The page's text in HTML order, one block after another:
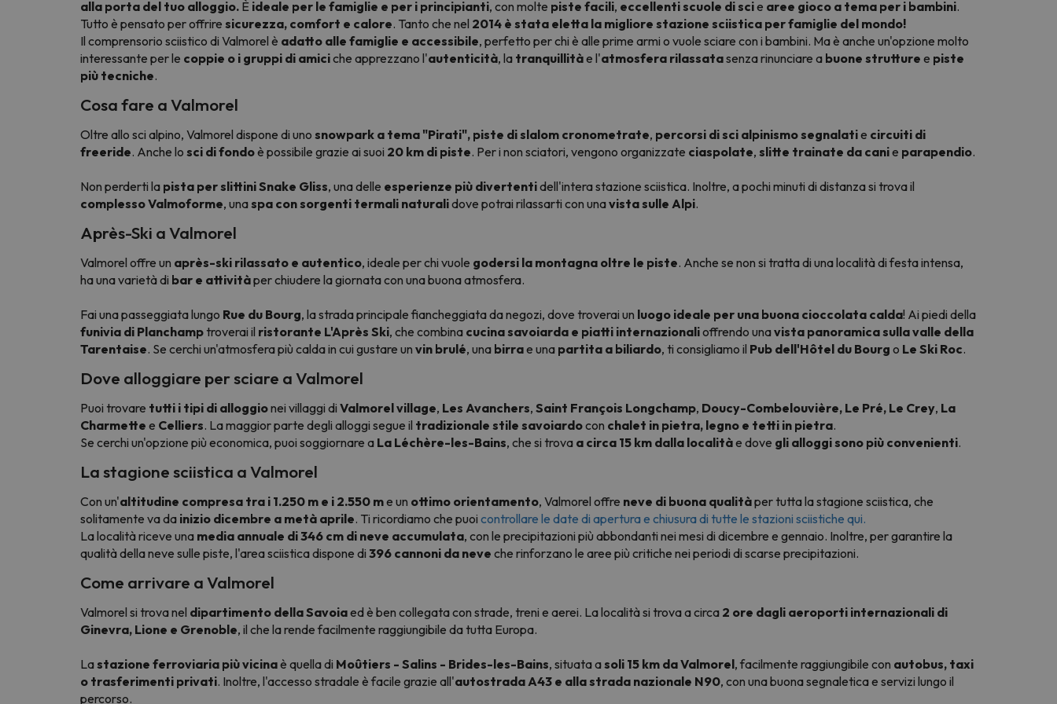
alla porta del tuo alloggio. È ideale per le famiglie e per i principianti, con molte piste facili, eccellenti scuole di scie aree gioco a tema per i bambini.
Tutto è pensato per offrire sicurezza, comfort e calore. Tanto che nel 2014 è stata eletta la migliore stazione sciistica per famiglie del mondo!
Il comprensorio sciistico di Valmorel è adatto alle famiglie e accessibile, perfetto per chi è alle prime armi o vuole sciare con i bambini. Ma è anche un'opzione molto
interessante per le coppie o i gruppi di amiciche apprezzano l'autenticità, la tranquillitàe l'atmosfera rilassatasenza rinunciare a buone strutture e piste
più tecniche.
Cosa fare a Valmorel
Oltre allo sci alpino, Valmorel dispone di uno snowpark a tema "Pirati", piste di slalom cronometrate, percorsi di sci alpinismo segnalatie circuiti di
freeride. Anche lo sci di fondoè possibile grazie ai suoi 20 km di piste. Per i non sciatori, vengono organizzate ciaspolate, slitte trainate da canie parapendio.
Non perderti la pista per slittini Snake Gliss, una delle esperienze più divertentidell'intera stazione sciistica. Inoltre, a pochi minuti di distanza si trova il
complesso Valmoforme, unaspa con sorgenti termali naturalidove potrai rilassarti con unavista sulle Alpi.
Après-Ski a Valmorel
Valmorel offre un après-ski rilassato e autentico, ideale per chi vuole godersi la montagna oltre le piste. Anche se non si tratta di una località di festa intensa,
ha una varietà di bar e attivitàper chiudere la giornata con una buona atmosfera.
Fai una passeggiata lungo Rue du Bourg, la strada principale fiancheggiata da negozi, dove troverai un luogo ideale per una buona cioccolata calda! Ai piedi della
funivia di Planchamp troverai il ristorante L'Après Ski, che combina cucina savoiarda e piatti internazionalioffrendo unavista panoramica sulla valle della
Tarentaise. Se cerchi un'atmosfera più calda in cui gustare un vin brulé, una birrae una partita a biliardo, ti consigliamo il Pub dell'Hôtel du Bourg o Le Ski Roc.
Dove alloggiare per sciare a Valmorel
Puoi trovare tutti i tipi di alloggionei villaggi di Valmorel village, Les Avanchers, Saint François Longchamp, Doucy-Combelouvière, Le Pré, Le Crey, La
Charmette e Celliers. La maggior parte degli alloggi segue il tradizionale stile savoiardocon chalet in pietra, legno e tetti in pietra.
Se cerchi un'opzione più economica, puoi soggiornare a La Léchère-les-Bains, che si trova a circa 15 km dalla localitàe dove gli alloggi sono più convenienti.
La stagione sciistica a Valmorel
Con un'altitudine compresa tra i 1.250 m e i 2.550 me un ottimo orientamento, Valmorel offre neve di buona qualitàper tutta la stagione sciistica, che
solitamente va da inizio dicembre a metà aprile. Ti ricordiamo che puoi controllare le date di apertura e chiusura di tutte le stazioni sciistiche qui.
La località riceve una media annuale di 346 cm di neve accumulata, con le precipitazioni più abbondanti nei mesi di dicembre e gennaio. Inoltre, per garantire la
qualità della neve sulle piste, l'area sciistica dispone di 396 cannoni da neve che rinforzano le aree più critiche nei periodi di scarse precipitazioni.
Come arrivare a Valmorel
Valmorel si trova nel dipartimento della Savoiaed è ben collegata con strade, treni e aerei. La località si trova a circa 2 ore dagli aeroporti internazionali di
Ginevra, Lione e Grenoble, il che la rende facilmente raggiungibile da tutta Europa.
Lastazione ferroviaria più vicinaè quella di Moûtiers - Salins - Brides-les-Bains, situata asoli 15 km da Valmorel, facilmente raggiungibile con autobus, taxi
o trasferimenti privati. Inoltre, l'accesso stradale è facile grazie all'autostrada A43 e alla strada nazionale N90, con una buona segnaletica e servizi lungo il
percorso.